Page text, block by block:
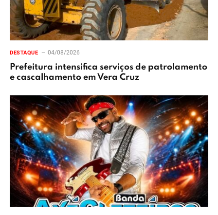
DESTAQUE 04/08/2026
Prefeitura intensifica serviços de patrolamento
e cascalhamento em Vera Cruz